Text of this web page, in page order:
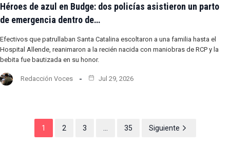
Héroes de azul en Budge: dos policías asistieron un parto
de emergencia dentro de…
Efectivos que patrullaban Santa Catalina escoltaron a una familia hasta el
Hospital Allende, reanimaron a la recién nacida con maniobras de RCP y la
bebita fue bautizada en su honor.
Redacción Voces Jul 29, 2026
1 2 3 35 Siguiente